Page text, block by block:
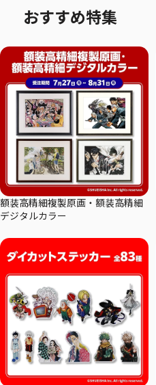
おすすめ特集
額装高精細複製原画・額装高精細
デジタルカラー